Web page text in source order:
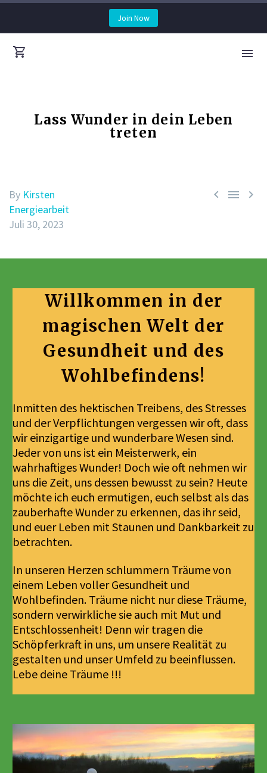
Join Now
Lass Wunder in dein Leben
treten
  
By Kirsten
Energiearbeit
Juli 30, 2023
Willkommen in der
magischen Welt der
Gesundheit und des
Wohlbefindens!
Inmitten des hektischen Treibens, des Stresses
und der Verpflichtungen vergessen wir oft, dass
wir einzigartige und wunderbare Wesen sind.
Jeder von uns ist ein Meisterwerk, ein
wahrhaftiges Wunder! Doch wie oft nehmen wir
uns die Zeit, uns dessen bewusst zu sein? Heute
möchte ich euch ermutigen, euch selbst als das
zauberhafte Wunder zu erkennen, das ihr seid,
und euer Leben mit Staunen und Dankbarkeit zu
betrachten.
In unseren Herzen schlummern Träume von
einem Leben voller Gesundheit und
Wohlbefinden. Träume nicht nur diese Träume,
sondern verwirkliche sie auch mit Mut und
Entschlossenheit! Denn wir tragen die
Schöpferkraft in uns, um unsere Realität zu
gestalten und unser Umfeld zu beeinflussen.
Lebe deine Träume !!!